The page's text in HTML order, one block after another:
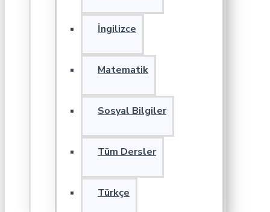
İngilizce
Matematik
Sosyal Bilgiler
Tüm Dersler
Türkçe